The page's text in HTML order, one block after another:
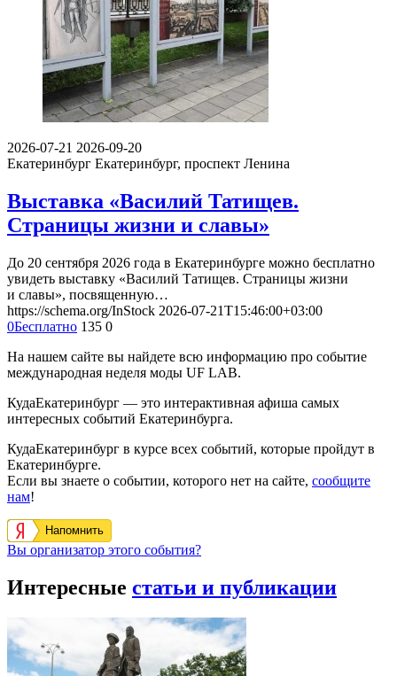
2026-07-21 2026-09-20
Екатеринбург Екатеринбург, проспект Ленина
Выставка «Василий Татищев.
Страницы жизни и славы»
До 20 сентября 2026 года в Екатеринбурге можно бесплатно
увидеть выставку «Василий Татищев. Страницы жизни
и славы», посвященную…
https://schema.org/InStock 2026-07-21T15:46:00+03:00
0Бесплатно 135 0
На нашем сайте вы найдете всю информацию про событие
международная неделя моды UF LAB.
КудаЕкатеринбург — это интерактивная афиша самых
интересных событий Екатеринбурга.
КудаЕкатеринбург в курсе всех событий, которые пройдут в
Екатеринбурге.
Если вы знаете о событии, которого нет на сайте, сообщите
нам!
Напомнить
Вы организатор этого события?
Интересные статьи и публикации